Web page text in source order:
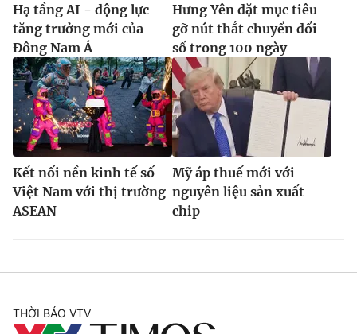
Hạ tầng AI - động lực
tăng trưởng mới của
Đông Nam Á
Hưng Yên đặt mục tiêu
gỡ nút thắt chuyển đổi
số trong 100 ngày
Kết nối nền kinh tế số
Việt Nam với thị trường
ASEAN
Mỹ áp thuế mới với
nguyên liệu sản xuất
chip
THỜI BÁO VTV